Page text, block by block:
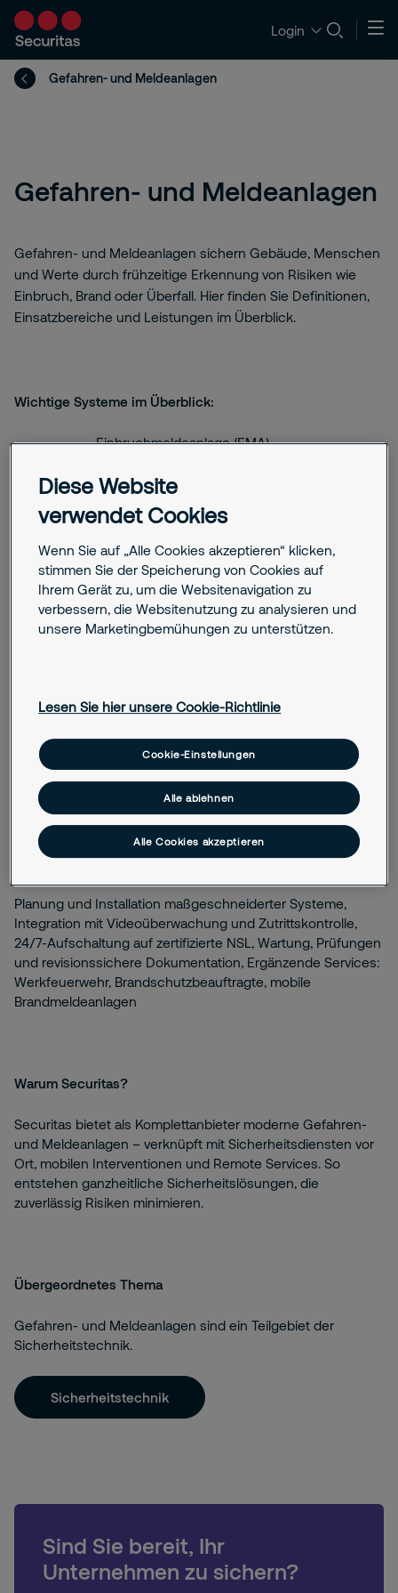
Login
Gefahren- und Meldeanlagen
Gefahren- und Meldeanlagen
Gefahren- und Meldeanlagen sichern Gebäude, Menschen
und Werte durch frühzeitige Erkennung von Risiken wie
Einbruch, Brand oder Überfall. Hier finden Sie Definitionen,
Einsatzbereiche und Leistungen im Überblick.
Wichtige Systeme im Überblick:
Einbruchmeldeanlage (EMA)
unbefugtes Eindringen und alarmieren sofort.
Brandmeldeanlage (BMA)
Brandmeldeanlagen erkennen Rauch oder
Hitze und alarmieren frühzeitig, um Brände
einzudämmen.
Gefahrenmeldeanlage (GMA)
Gefahrenmeldeanlagen bündeln Brand-,
Überfallmeldeanlagen melden still oder
akustisch Bedrohungssituationen und holen
sofort Hilfe.
Leistungen:
Planung und Installation maßgeschneiderter Systeme,
Integration mit Videoüberwachung und Zutrittskontrolle,
24/7-Aufschaltung auf zertifizierte NSL, Wartung, Prüfungen
und revisionssichere Dokumentation, Ergänzende Services:
Werkfeuerwehr, Brandschutzbeauftragte, mobile
Brandmeldeanlagen
Warum Securitas?
Securitas bietet als Komplettanbieter moderne Gefahren-
und Meldeanlagen – verknüpft mit Sicherheitsdiensten vor
Ort, mobilen Interventionen und Remote Services. So
entstehen ganzheitliche Sicherheitslösungen, die
zuverlässig Risiken minimieren.
Übergeordnetes Thema
Gefahren- und Meldeanlagen sind ein Teilgebiet der
Sicherheitstechnik.
Sicherheitstechnik
Sind Sie bereit, Ihr
Unternehmen zu sichern?
Diese Website
verwendet Cookies
Wenn Sie auf „Alle Cookies akzeptieren“ klicken,
stimmen Sie der Speicherung von Cookies auf
Ihrem Gerät zu, um die Websitenavigation zu
verbessern, die Websitenutzung zu analysieren und
unsere Marketingbemühungen zu unterstützen.
Lesen Sie hier unsere Cookie-Richtlinie
Cookie-Einstellungen
Alle ablehnen
Alle Cookies akzeptieren